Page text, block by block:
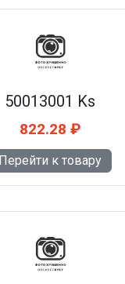
50013001 Ks
822.28 ₽
Перейти к товару